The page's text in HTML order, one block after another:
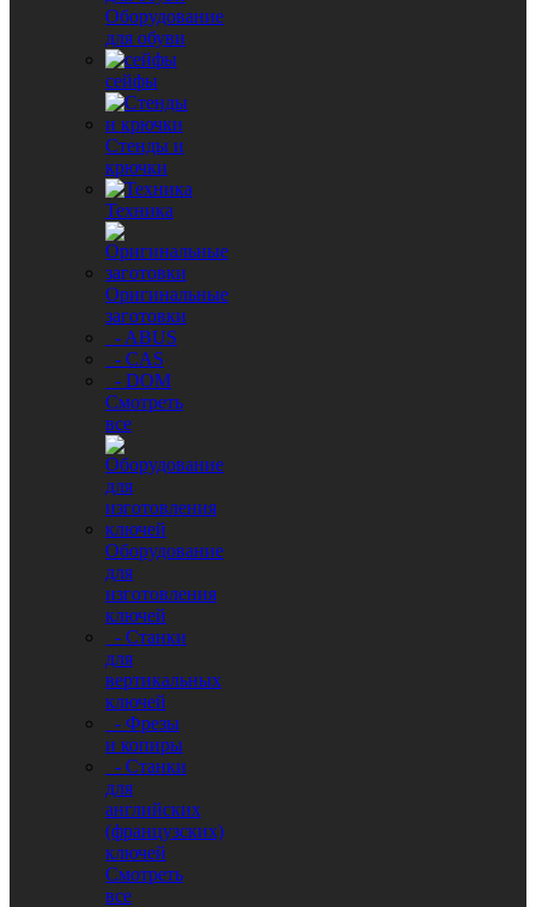
Оборудование
для обуви
сейфы
Стенды и
крючки
Техника
Оригинальные
заготовки
- ABUS
- CAS
- DOM
Смотреть
все
Оборудование
для
изготовления
ключей
- Станки
для
вертикальных
ключей
- Фрезы
и копиры
- Станки
для
английских
(французских)
ключей
Смотреть
все